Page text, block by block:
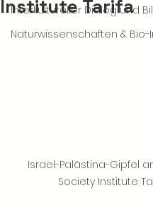
Interkultureller Dialog und
Naturwissenschaften & Bio-
Institute Tarifa
Israel-Palästina-Gipfel
Society Institute